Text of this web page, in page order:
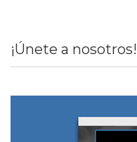
¡Únete a nosotros!